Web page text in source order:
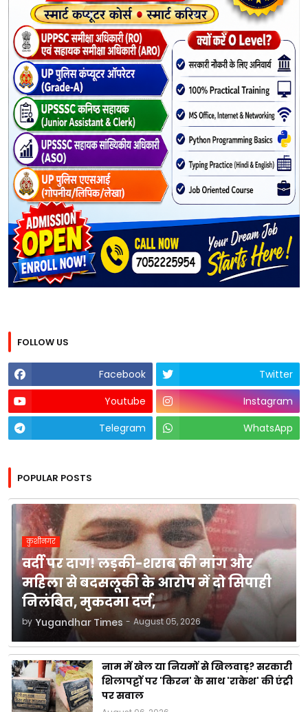
FOLLOW US
Facebook
Twitter
Youtube
Instagram
Telegram
WhatsApp
POPULAR POSTS
कुशीनगर
वर्दी पर दाग! लड़की-शराब की मांग और
महिला से बदसलूकी के आरोप में दो सिपाही
निलंबित, मुकदमा दर्ज,
by Yugandhar Times - August 05, 2026
नाम में खेल या नियमों से खिलवाड़? सरकारी
शिलापट्टों पर 'किरन' के साथ 'राकेश' की एंट्री
पर सवाल